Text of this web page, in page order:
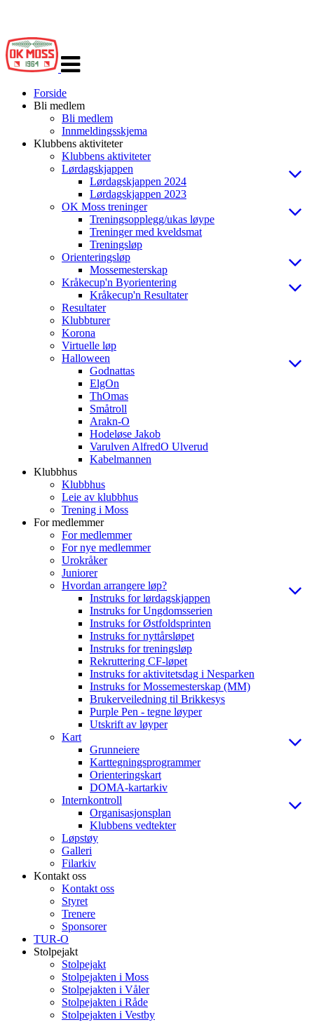
navigasjon
Forside
Bli medlem
Bli medlem
Innmeldingsskjema
Klubbens aktiviteter
Klubbens aktiviteter
Lørdagskjappen
Lørdagskjappen 2024
Lørdagskjappen 2023
OK Moss treninger
Treningsopplegg/ukas løype
Treninger med kveldsmat
Treningsløp
Orienteringsløp
Mossemesterskap
Kråkecup'n Byorientering
Kråkecup'n Resultater
Resultater
Klubbturer
Korona
Virtuelle løp
Halloween
Godnattas
ElgOn
ThOmas
Småtroll
Arakn-O
Hodeløse Jakob
Varulven AlfredO Ulverud
Kabelmannen
Klubbhus
Klubbhus
Leie av klubbhus
Trening i Moss
For medlemmer
For medlemmer
For nye medlemmer
Urokråker
Juniorer
Hvordan arrangere løp?
Instruks for lørdagskjappen
Instruks for Ungdomsserien
Instruks for Østfoldsprinten
Instruks for nyttårsløpet
Instruks for treningsløp
Rekruttering CF-løpet
Instruks for aktivitetsdag i Nesparken
Instruks for Mossemesterskap (MM)
Brukerveiledning til Brikkesys
Purple Pen - tegne løyper
Utskrift av løyper
Kart
Grunneiere
Karttegningsprogrammer
Orienteringskart
DOMA-kartarkiv
Internkontroll
Organisasjonsplan
Klubbens vedtekter
Løpstøy
Galleri
Filarkiv
Kontakt oss
Kontakt oss
Styret
Trenere
Sponsorer
TUR-O
Stolpejakt
Stolpejakt
Stolpejakten i Moss
Stolpejakten i Våler
Stolpejakten i Råde
Stolpejakten i Vestby